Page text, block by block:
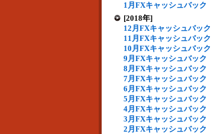
1月FXキャッシュバック
[2018年]
12月FXキャッシュバック
11月FXキャッシュバック
10月FXキャッシュバック
9月FXキャッシュバック
8月FXキャッシュバック
7月FXキャッシュバック
6月FXキャッシュバック
5月FXキャッシュバック
4月FXキャッシュバック
3月FXキャッシュバック
2月FXキャッシュバック